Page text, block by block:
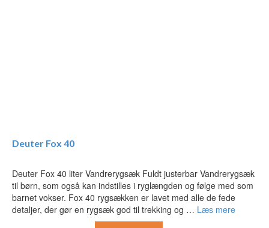
Deuter Fox 40
Deuter Fox 40 liter Vandrerygsæk Fuldt justerbar Vandrerygsæk
til børn, som også kan indstilles i ryglængden og følge med som
barnet vokser. Fox 40 rygsækken er lavet med alle de fede
detaljer, der gør en rygsæk god til trekking og … Læs mere